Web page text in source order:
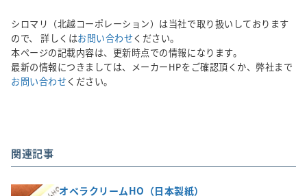
シロマリ（北越コーポレーション）は当社で取り扱いしております
ので、 詳しくはお問い合わせください。
本ページの記載内容は、更新時点での情報になります。
最新の情報につきましては、メーカーHPをご確認頂くか、弊社まで
お問い合わせください。
関連記事
オペラクリームHO（日本製紙）